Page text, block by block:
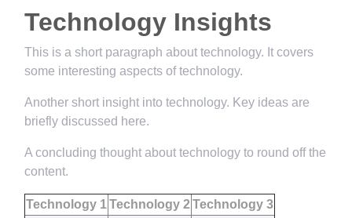
Technology Insights
This is a short paragraph about technology. It covers
some interesting aspects of technology.
Another short insight into technology. Key ideas are
briefly discussed here.
A concluding thought about technology to round off the
content.
Technology 1Technology 2 Technology 3